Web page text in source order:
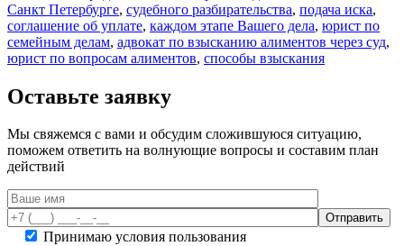
Санкт Петербурге, судебного разбирательства, подача иска,
соглашение об уплате, каждом этапе Вашего дела, юрист по
семейным делам, адвокат по взысканию алиментов через суд,
юрист по вопросам алиментов, способы взыскания
Оставьте заявку
Мы свяжемся с вами и обсудим сложившуюся ситуацию,
поможем ответить на волнующие вопросы и составим план
действий
Принимаю условия пользования